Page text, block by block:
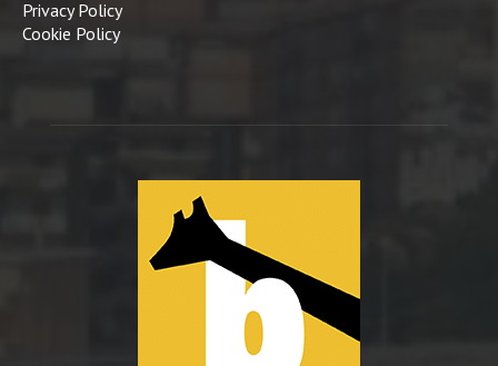
Privacy Policy
Cookie Policy